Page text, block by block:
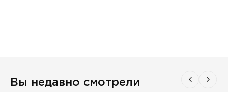
Вы недавно смотрели